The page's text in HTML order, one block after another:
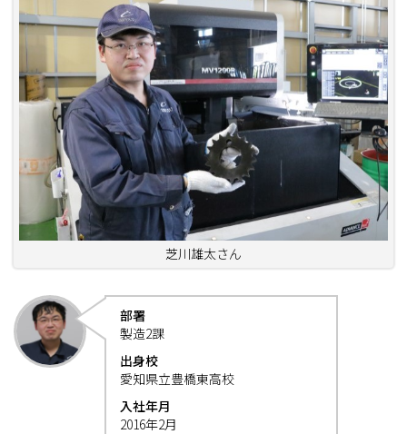
芝川雄太さん
部署
製造2課
出身校
愛知県立豊橋東高校
入社年月
2016年2月